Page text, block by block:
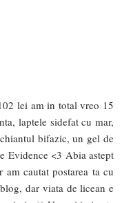
lei am in total vreo 15
laptele sidefat cu mar,
bifazic, un gel de
Evidence <3 Abia astept
cautat postarea ta cu
dar viata de licean e